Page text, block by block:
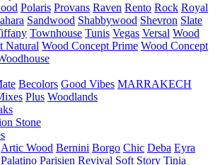
Polaris Provans Raven Rento Rock Royal
Sandwood Shabbywood Shevron Slate
Townhouse Tunis Vegas Versal Wood
Natural Wood Concept Prime Wood Concept
Becolors Good Vibes MARRAKECH
Plus Woodlands
Stone
Artic Wood Bernini Borgo Chic Deba Eyra
Palatino Parisien Revival Soft Story Tinia